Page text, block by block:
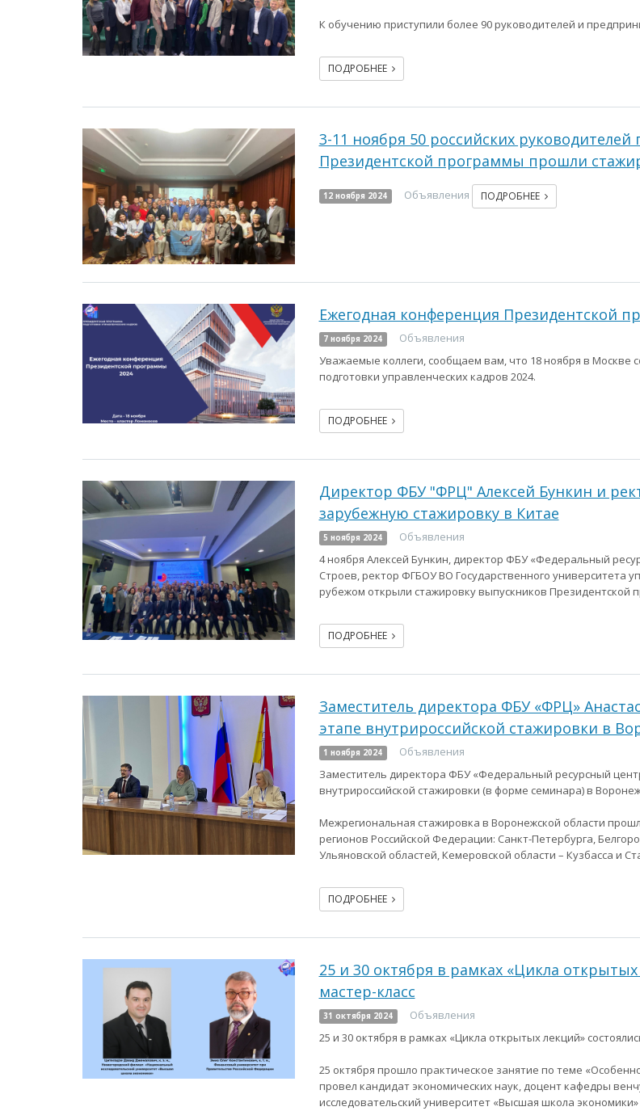
К обучению приступили более 90 руководителей и
ПОДРОБНЕЕ
3-11 ноября 50 российских
Президентской программы прошли
12 ноября 2024 Объявления ПОДРОБНЕЕ
Ежегодная конференция Президентской
7 ноября 2024
Объявления
Уважаемые коллеги, сообщаем вам, что 18 ноября в Москве
подготовки управленческих кадров 2024.
ПОДРОБНЕЕ
Директор ФБУ "ФРЦ" Алексей Бункин и
зарубежную стажировку в Китае
5 ноября 2024
Объявления
4 ноября Алексей Бункин, директор ФБУ «Федеральный
Строев, ректор ФГБОУ ВО Государственного университета
рубежом открыли стажировку выпускников Президентской
ПОДРОБНЕЕ
Заместитель директора ФБУ «ФРЦ»
этапе внутрироссийской стажировки в
1 ноября 2024
Объявления
Заместитель директора ФБУ «Федеральный ресурсный
внутрироссийской стажировки (в форме семинара) в
Межрегиональная стажировка в Воронежской области
регионов Российской Федерации: Санкт-Петербурга,
Ульяновской областей, Кемеровской области – Кузбасса и
ПОДРОБНЕЕ
25 и 30 октября в рамках «Цикла
мастер-класс
31 октября 2024
Объявления
25 и 30 октября в рамках «Цикла открытых лекций»
25 октября прошло практическое занятие по теме
провел кандидат экономических наук, доцент кафедры
исследовательский университет «Высшая школа